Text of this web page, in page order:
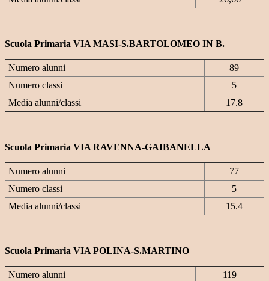
Scuola Primaria VIA MASI-S.BARTOLOMEO IN B.
Numero alunni
89
Numero classi
5
Media alunni/classi
17.8
Scuola Primaria VIA RAVENNA-GAIBANELLA
Numero alunni
77
Numero classi
5
Media alunni/classi
15.4
Scuola Primaria VIA POLINA-S.MARTINO
Numero alunni
119